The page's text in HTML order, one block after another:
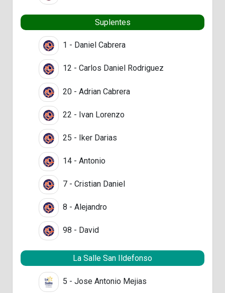
Suplentes
1 - Daniel Cabrera
12 - Carlos Daniel Rodriguez
20 - Adrian Cabrera
22 - Ivan Lorenzo
25 - Iker Darias
14 - Antonio
7 - Cristian Daniel
8 - Alejandro
98 - David
La Salle San Ildefonso
5 - Jose Antonio Mejias